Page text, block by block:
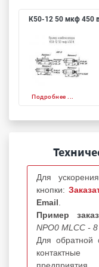
К50-12 50 мкф 450
Подробнее ...
Для
кнопки:
Email
Пример
NPO0 MLCC -
Для обратной
предприятия.